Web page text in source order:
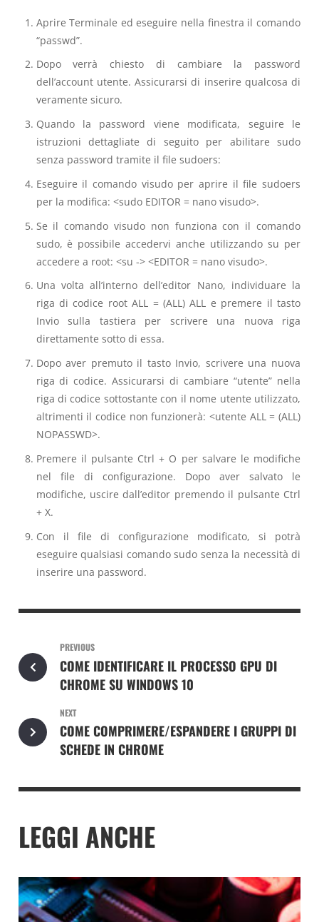
Aprire Terminale ed eseguire nella finestra il comando
“passwd”.
Dopo verrà chiesto di cambiare la password
dell’account utente. Assicurarsi di inserire qualcosa di
veramente sicuro.
Quando la password viene modificata, seguire le
istruzioni dettagliate di seguito per abilitare sudo
senza password tramite il file sudoers:
Eseguire il comando visudo per aprire il file sudoers
per la modifica: <sudo EDITOR = nano visudo>.
Se il comando visudo non funziona con il comando
sudo, è possibile accedervi anche utilizzando su per
accedere a root: <su -> <EDITOR = nano visudo>.
Una volta all’interno dell’editor Nano, individuare la
riga di codice root ALL = (ALL) ALL e premere il tasto
Invio sulla tastiera per scrivere una nuova riga
direttamente sotto di essa.
Dopo aver premuto il tasto Invio, scrivere una nuova
riga di codice. Assicurarsi di cambiare “utente” nella
riga di codice sottostante con il nome utente utilizzato,
altrimenti il ​​codice non funzionerà: <utente ALL = (ALL)
NOPASSWD>.
Premere il pulsante Ctrl + O per salvare le modifiche
nel file di configurazione. Dopo aver salvato le
modifiche, uscire dall’editor premendo il pulsante Ctrl
+ X.
Con il file di configurazione modificato, si potrà
eseguire qualsiasi comando sudo senza la necessità di
inserire una password.
PREVIOUS
COME IDENTIFICARE IL PROCESSO GPU DI
CHROME SU WINDOWS 10
NEXT
COME COMPRIMERE/ESPANDERE I GRUPPI DI
SCHEDE IN CHROME
LEGGI ANCHE